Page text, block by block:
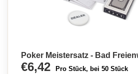
Poker Meistersatz - Bad
€6,42 Pro Stück, bei 50 Stück